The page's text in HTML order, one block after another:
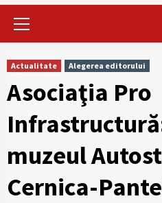
Actualitate Alegerea editorului
Asociaţia Pro
muzeul
Cernica-